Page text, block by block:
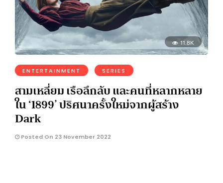
11.8K
ENTERTAINMENT SERIES
สามเหลี่ยม เรือลึกลับ และคนที่หลากหลาย
ใน ‘1899’ ปริศนาครั้งใหม่จากผู้สร้าง
Dark
Posted On 23 November 2022